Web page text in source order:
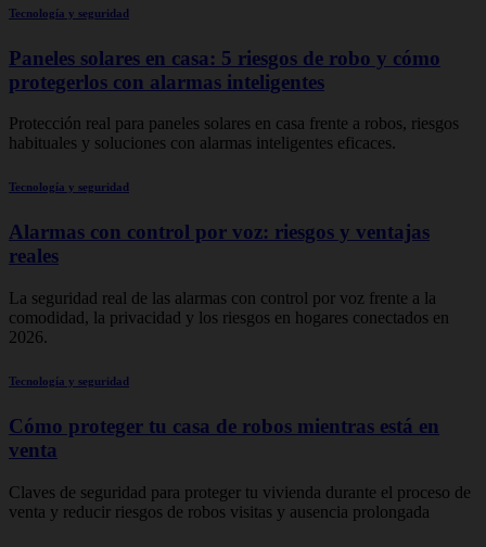
Tecnología y seguridad
Paneles solares en casa: 5 riesgos de robo y cómo
protegerlos con alarmas inteligentes
Protección real para paneles solares en casa frente a robos, riesgos
habituales y soluciones con alarmas inteligentes eficaces.
Tecnología y seguridad
Alarmas con control por voz: riesgos y ventajas
reales
La seguridad real de las alarmas con control por voz frente a la
comodidad, la privacidad y los riesgos en hogares conectados en
2026.
Tecnología y seguridad
Cómo proteger tu casa de robos mientras está en
venta
Claves de seguridad para proteger tu vivienda durante el proceso de
venta y reducir riesgos de robos visitas y ausencia prolongada